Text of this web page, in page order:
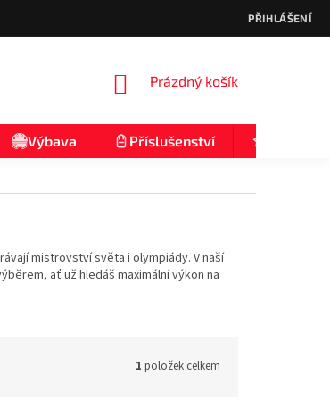
PŘIHLÁŠENÍ
NÁKUPNÍ
Prázdný košík
Výbava Příslušenství
mistrovství světa i olympiády. V naší
ať už hledáš maximální výkon na
1 položek celkem